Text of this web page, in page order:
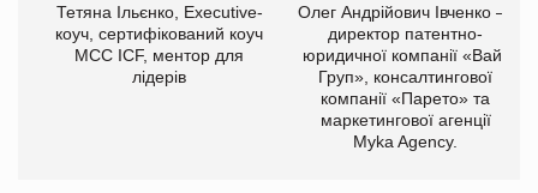
Тетяна Ільєнко, Executive-
коуч, сертифікований коуч
МСС ICF, ментор для
лідерів
Олег Андрійович Івченко —
директор патентно-
юридичної компанії «Вайз
Груп», консалтингової
компанії «Парето» та
маркетингової агенції
Myka Agency.